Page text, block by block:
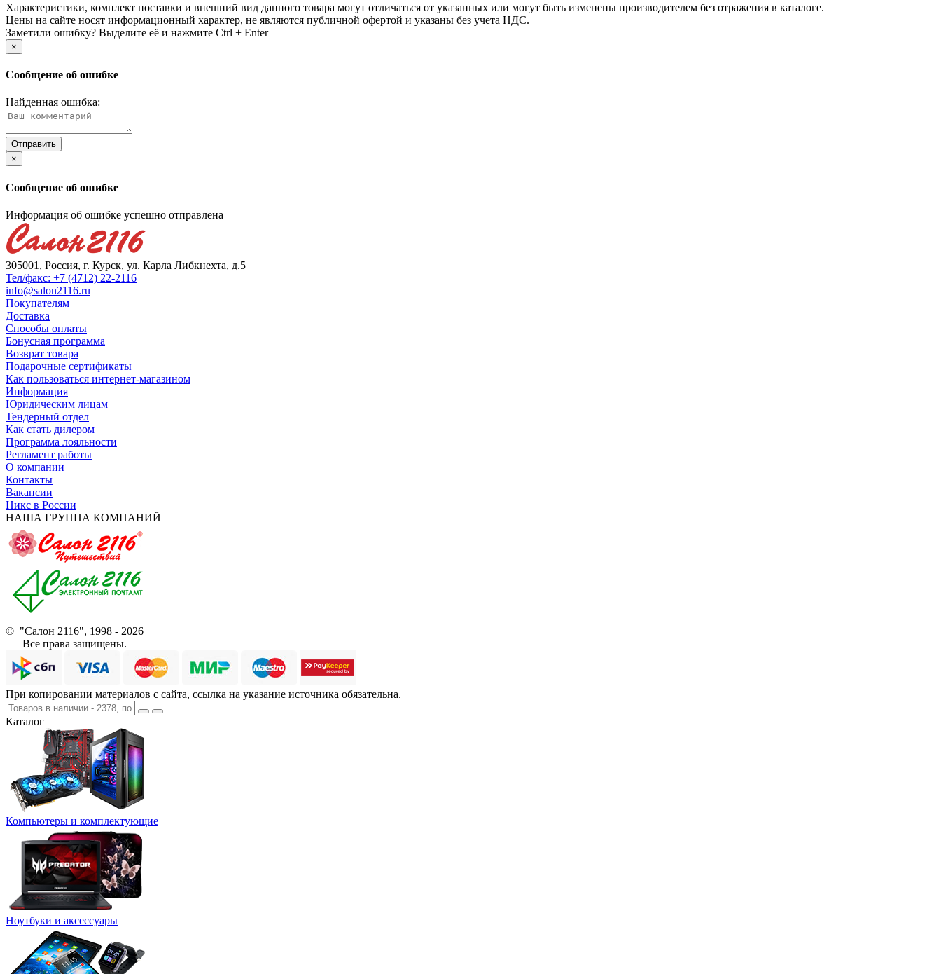
Xарактеристики, комплект поставки и внешний вид данного товара могут отличаться от указанных или могут быть изменены производителем без отражения в каталоге.
Цены на сайте носят информационный характер, не являются публичной офертой и указаны без учета НДС.
Заметили ошибку? Выделите её и нажмите Ctrl + Enter
×
Сообщение об ошибке
Найденная ошибка:
×
Сообщение об ошибке
Информация об ошибке успешно отправлена
305001, Россия, г. Курск, ул. Карла Либкнехта, д.5
Тел/факс: +7 (4712) 22-2116
info@salon2116.ru
Покупателям
Доставка
Способы оплаты
Бонусная программа
Возврат товара
Подарочные сертификаты
Как пользоваться интернет-магазином
Информация
Юридическим лицам
Тендерный отдел
Как стать дилером
Программа лояльности
Регламент работы
О компании
Контакты
Вакансии
Никс в России
НАША ГРУППА КОМПАНИЙ
© "Салон 2116", 1998 - 2026
Все права защищены.
При копировании материалов с сайта, ссылка на указание источника обязательна.
Каталог
Компьютеры и комплектующие
Ноутбуки и аксессуары